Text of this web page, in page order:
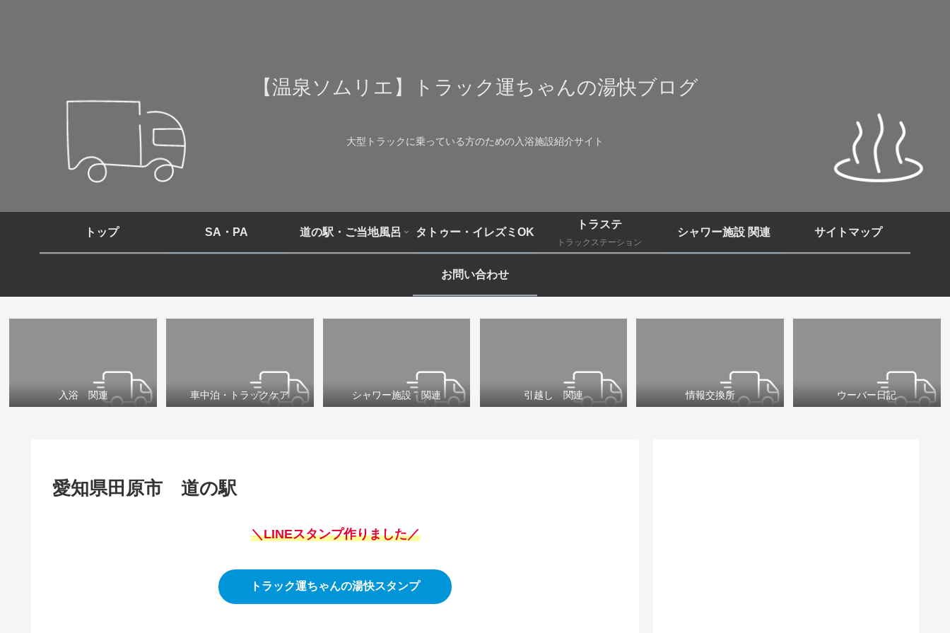
【温泉ソムリエ】トラック運ちゃんの湯快ブログ
大型トラックに乗っている方のための入浴施設紹介サイト
トップ SA・PA 道の駅・ご当地風呂 タトゥー・イレズミOK
トラステ
トラックステーション
シャワー施設 関連 サイトマップ
お問い合わせ
入浴 関連 車中泊・トラックケア シャワー施設 関連 引越し 関連 情報交換所 ウーバー日記
愛知県田原市 道の駅
＼LINEスタンプ作りました／
トラック運ちゃんの湯快スタンプ